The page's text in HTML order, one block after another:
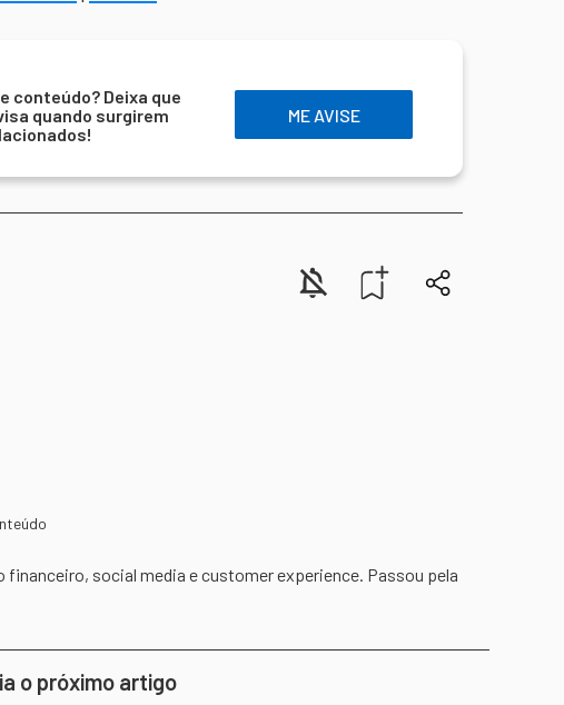
conteúdo? Deixa que
quando surgirem
ME AVISE
social media e customer experience. Passou pela
o próximo artigo